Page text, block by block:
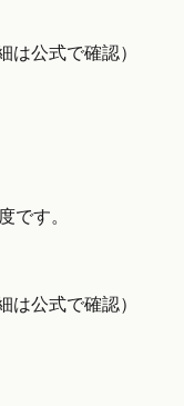
は公式で確認）
です。
は公式で確認）